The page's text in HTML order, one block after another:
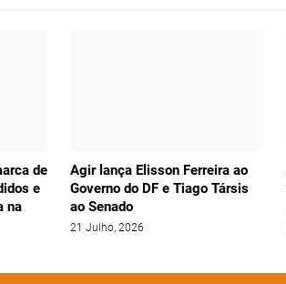
de
e
na
Agir lança Elisson Ferreira ao
Governo do DF e Tiago Társis
ao Senado
21 Julho, 2026